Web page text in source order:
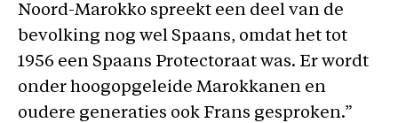
Noord-Marokko spreekt een deel van de
bevolking nog wel Spaans, omdat het tot
1956 een Spaans Protectoraat was. Er wordt
onder hoogopgeleide Marokkanen en
oudere generaties ook Frans gesproken.”